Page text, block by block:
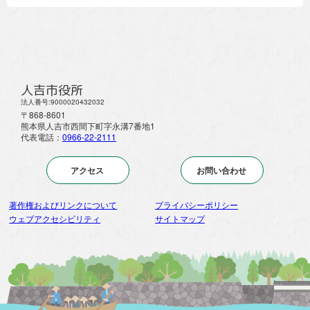
人吉市役所
法人番号:9000020432032
〒868-8601
熊本県人吉市西間下町字永溝7番地1
代表電話： 0966-22-2111
アクセス お問い合わせ
著作権およびリンクについて
プライバシーポリシー
ウェブアクセシビリティ
サイトマップ